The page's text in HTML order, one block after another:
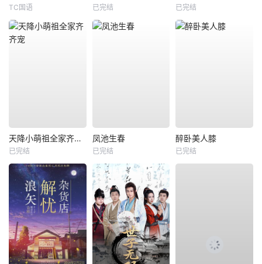
TC国语 已完结 已完结
天降小萌祖全家齐齐宠
已完结
凤池生春
已完结
醉卧美人膝
已完结